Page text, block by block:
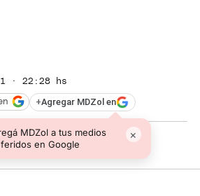
· 22:28 hs
+Agregar MDZol en
MDZol a tus medios
en Google
×
longevo? Foto: web